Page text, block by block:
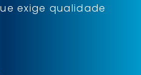
exige qualidade